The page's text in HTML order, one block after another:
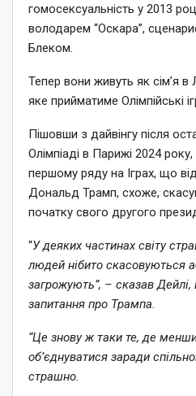
гомосексуальність у 2013
володарем “Оскара”,
Блеком.
Тепер вони живуть як сім’я в
яке прийматиме Олімпійські
Пішовши з дайвінгу після
Олімпіаді в Парижі 2024
першому ряду на Іграх, що
Дональд Трамп, схоже,
початку свого другого
“У деяких частинах світу
людей нібито скасовуються
загрожують”, – сказав Дейлі,
запитання про Трампа.
“Це знову ж таки те, де
об’єднуватися заради
страшно.